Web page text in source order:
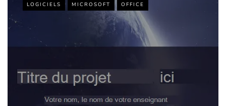
LOGICIELS MICROSOFT OFFICE